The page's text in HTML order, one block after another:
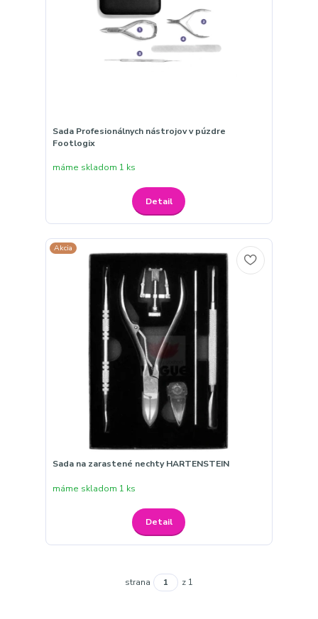
Sada Profesionálnych nástrojov v púzdre
Footlogix
máme skladom 1 ks
Detail
Akcia
Sada na zarastené nechty HARTENSTEIN
máme skladom 1 ks
Detail
strana z 1